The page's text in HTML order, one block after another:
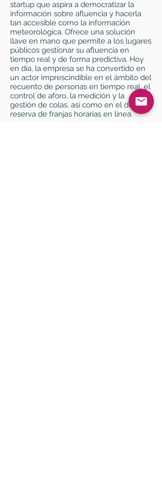
startup que aspira a democratizar la
información sobre afluencia y hacerla
tan accesible como la información
meteorológica. Ofrece una solución
llave en mano que permite a los lugares
públicos gestionar su afluencia en
tiempo real y de forma predictiva. Hoy
en día, la empresa se ha convertido en
un actor imprescindible en el ámbito del
recuento de personas en tiempo real, el
control de aforo, la medición y la
gestión de colas, así como en el de la
reserva de franjas horarias en línea.